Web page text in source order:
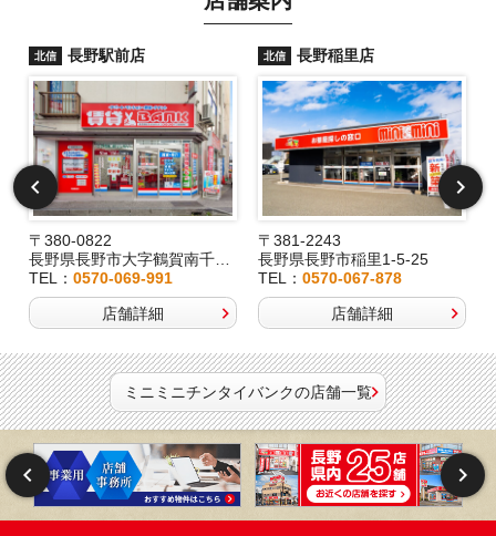
北信 長野駅前店
〒380-0822
長野県長野市大字鶴賀南千歳町826
TEL： 0570-069-991
店舗詳細
北信 長野稲里店
〒381-2243
長野県長野市稲里1-5-25
TEL：0570-067-878
店舗詳細
ミニミニチンタイバンクの店舗一覧